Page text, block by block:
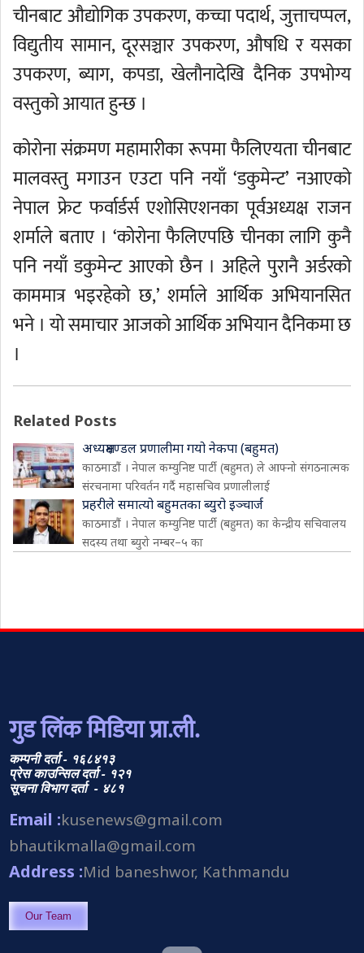
चीनबाट औद्योगिक उपकरण, कच्चा पदार्थ, जुत्ताचप्पल,
विद्युतीय सामान, दूरसञ्चार उपकरण, औषधि र यसका
उपकरण, ब्याग, कपडा, खेलौनादेखि दैनिक उपभोग्य
वस्तुको आयात हुन्छ ।
कोरोना संक्रमण महामारीका रूपमा फैलिएयता चीनबाट
मालवस्तु मगाउन एउटा पनि नयाँ ‘डकुमेन्ट’ नआएको
नेपाल फ्रेट फर्वार्डर्स एशोसिएशनका पूर्वअध्यक्ष राजन
शर्माले बताए । ‘कोरोना फैलिएपछि चीनका लागि कुनै
पनि नयाँ डकुमेन्ट आएको छैन । अहिले पुरानै अर्डरको
काममात्र भइरहेको छ,’ शर्माले आर्थिक अभियानसित
भने । यो समाचार आजको आर्थिक अभियान दैनिकमा छ
।
Related Posts
अध्यक्षमण्डल प्रणालीमा गयो नेकपा (बहुमत)
काठमाडौं । नेपाल कम्युनिष्ट पार्टी (बहुमत) ले आफ्नो संगठनात्मक
संरचनामा परिवर्तन गर्दै महासचिव प्रणालीलाई
प्रहरीले समात्यो बहुमतका ब्युरो इञ्चार्ज
काठमाडौं । नेपाल कम्युनिष्ट पार्टी (बहुमत) का केन्द्रीय सचिवालय
सदस्य तथा ब्युरो नम्बर–५ का
गुड लिंक मिडिया प्रा.ली.
कम्पनी दर्ता - १६८४१३
प्रेस काउन्सिल दर्ता - १२१
सूचना विभाग दर्ता - ४८१
Email :kusenews@gmail.com
bhautikmalla@gmail.com
Address :Mid baneshwor, Kathmandu
Our Team